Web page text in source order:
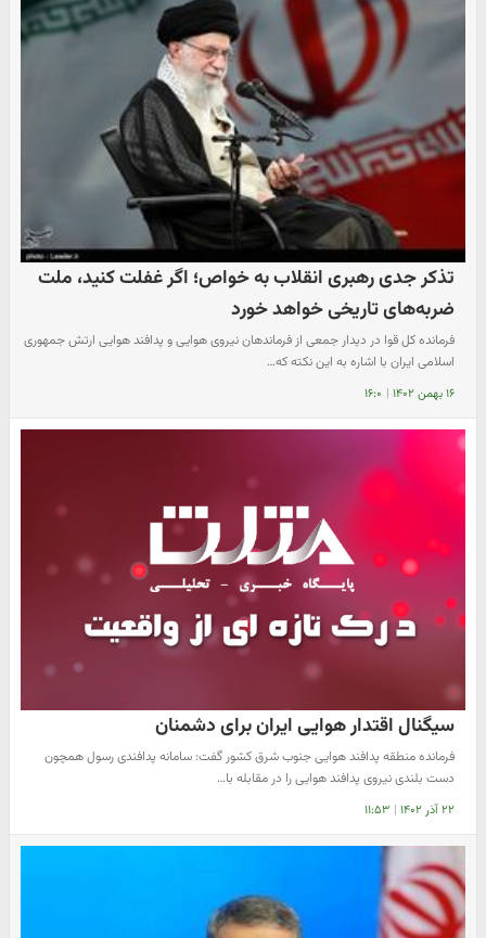
تذکر جدی رهبری انقلاب به خواص؛ اگر غفلت کنید، ملت
ضربه‌های تاریخی خواهد خورد
فرمانده کل قوا در دیدار جمعی از فرماندهان نیروی هوایی و پدافند هوایی ارتش جمهوری
اسلامی ایران با اشاره به این نکته که…
۱۶ بهمن ۱۴۰۲ | ۱۶:۰
سیگنال‌ اقتدار هوایی ایران برای دشمنان
فرمانده منطقه پدافند هوایی جنوب شرق کشور گفت: سامانه پدافندی رسول همچون
دست بلندی نیروی پدافند هوایی را در مقابله با…
۲۲ آذر ۱۴۰۲ | ۱۱:۵۳